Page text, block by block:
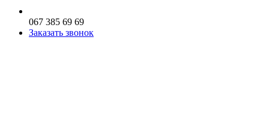
067 385 69 69
Заказать звонок